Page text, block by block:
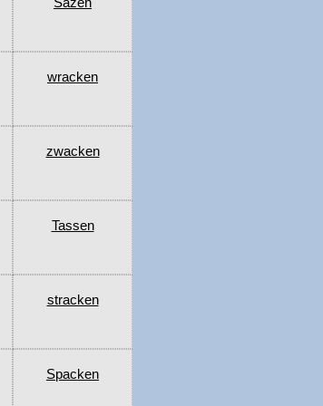
wracken
zwacken
Tassen
stracken
Spacken